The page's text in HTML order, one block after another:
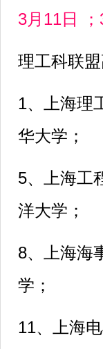
3月11日
理工科联
1、上海理
华大学；
5、上海工
洋大学；
8、上海海
学；
11、上海电